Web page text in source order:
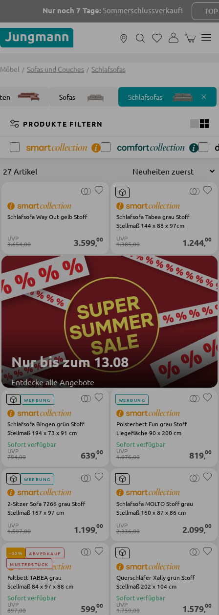
Nur noch 7 Tage:Sommerschlussverkauf! TOP
MÖBEL
FILTERN NACH RÄUMEN
Wohnzimmer Schlafzimmer Badezimmer
SOFAS UND COUCHES
Wohnlandschaften
Schlafsofas
Sofa Zubehör
KOMMODEN UND SIDEBOARDS
Kommoden
Sideboards
Highboards
Lowboards
REGALE
Wandregale
Bücherregale
Holzregale
Vitrinen
WOHNWÄNDE
Anbauwände
Vitrinenschränke
TV-MÖBEL
TV-Elemente
Möbel Sofas und Couches Schlafsofas
Sofas Schlafsofas
PRODUKTE FILTERN
27 Artikel
Nur bis zum 13.08
Entdecke alle Angebote
Schlafsofa Way Out gelb Stoff
UVP
3.654,00 3.599,00
Schlafsofa Tabea grau Stoff
Stellmaß 144 x 88 x 97cm
UVP
1.385,00 1.244,00
WERBUNG
Schlafsofa Bingen grün Stoff
Stellmaß 194 x 73 x 91 cm
Sofort verfügbar
UVP
794,00 639,00
WERBUNG
Polsterbett Fun grau Stoff
Liegefläche 90 x 200 cm
Sofort verfügbar
UVP
1.076,00 819,00
WERBUNG
2-Sitzer Sofa 7266 grau Stoff
Stellmaß 167 x 97 cm
UVP
1.597,00 1.199,00
Schlafsofa MOLTO Stoff grau
Stellmaß 160 x 87 x 86 cm
UVP
2.336,00 2.099,00
-33%
ABVERKAUF
MUSTERSTÜCK
Faltbett TABEA grau
Stellmaß 84 x 97 x 88 cm
Sofort verfügbar
UVP
897,00 599,00
Querschläfer Xally grün Stoff
Stellmaß 202 x 104 cm
Sofort verfügbar
UVP
1.759,00 1.579,00